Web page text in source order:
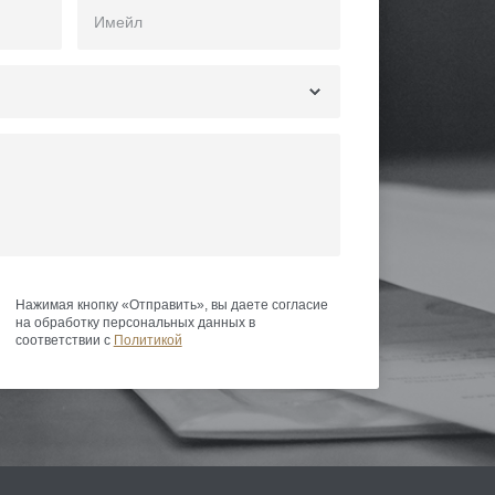
Нажимая кнопку «Отправить», вы даете согласие
на обработку персональных данных в
соответствии с Политикой